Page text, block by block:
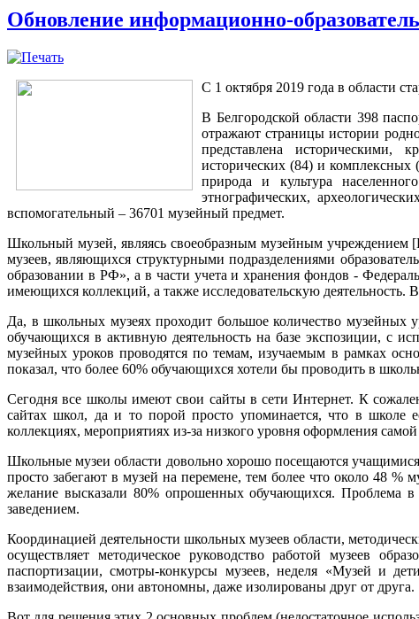
Обновление информационно-
С 1 октября 2019 года в области
В Белгородской области 398
отражают страницы истории
представлена историческими,
исторических (84) и комплексных
природа и культура
этнографических,
вспомогательный – 36701 музейный предмет.
Школьный музей, являясь своеобразным музейным
музеев, являющихся структурными подразделениями
образовании в РФ», а в части учета и хранения фондов -
имеющихся коллекций, а также исследовательскую
Да, в школьных музеях проходит большое количество
обучающихся в активную деятельность на базе экспозиции, с
музейных уроков проводятся по темам, изучаемым в рамках
показал, что более 60% обучающихся хотели бы проводить в
Сегодня все школы имеют свои сайты в сети Интернет. К
сайтах школ, да и то порой просто упоминается, что в школе
коллекциях, мероприятиях из-за низкого уровня оформления
Школьные музеи области довольно хорошо посещаются
просто забегают в музей на перемене, тем более что около 48
желание высказали 80% опрошенных обучающихся. Проблема в
заведением.
Координацией деятельности школьных музеев области,
осуществляет методическое руководство работой музеев
паспортизации, смотры-конкурсы музеев, неделя «Музей и
взаимодействия, они автономны, даже изолированы друг от друга.